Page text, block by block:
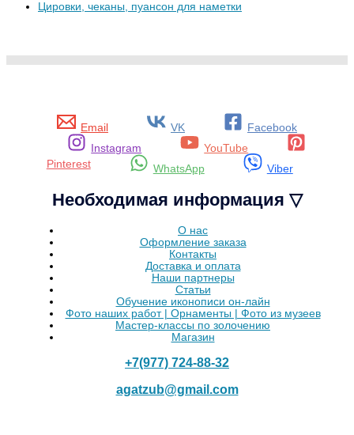
Цировки, чеканы, пуансон для наметки
Email VK
Facebook
Instagram
YouTube
Pinterest
WhatsApp Viber
Необходимая информация ▽
О нас
Оформление заказа
Контакты
Доставка и оплата
Наши партнеры
Статьи
Обучение иконописи он-лайн
Фото наших работ | Орнаменты | Фото из музеев
Мастер-классы по золочению
Магазин
+7(977) 724-88-32
agatzub@gmail.com